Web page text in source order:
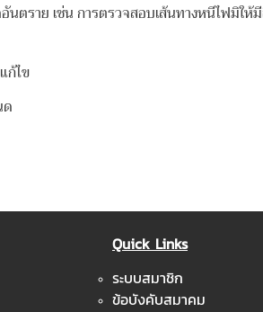
นตราย เช่น การตรวจสอบเส้นทางหนีไฟมิ
ก้ไข
Quick Links
ระบบสมาชิก
ข้อบังคับสมาคม